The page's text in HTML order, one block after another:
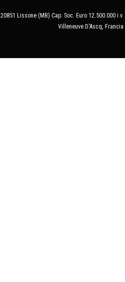
Lissone (MB) Cap. Soc. Euro 12.500.000
Villeneuve D'Ascq,